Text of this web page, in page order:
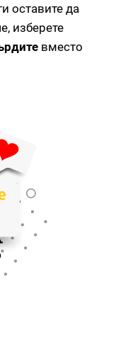
оставите да
изберете
вместо